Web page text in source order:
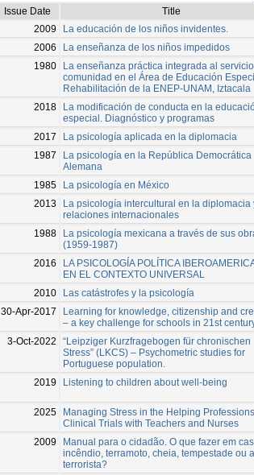
Issue Date
Title
2009
La educación de los niños invidentes.
2006
La enseñanza de los niños impedidos
1980
La enseñanza práctica integrada al
comunidad en el Área de Educación
Rehabilitación de la ENEP-UNAM, Iztacala
2018
La modificación de conducta en la
especial. Diagnóstico y programas
2017 La psicología aplicada en la diplomacia
1987
La psicología en la República Democrática
Alemana
1985 La psicología en México
2013
La psicología intercultural en la diplomacia
relaciones internacionales
1988
La psicología mexicana a través de sus
(1959-1987)
2016
LA PSICOLOGÍA POLÍTICA
EN EL CONTEXTO UNIVERSAL
2010 Las catástrofes y la psicología
30-Apr-2017
Learning for knowledge, citizenship and
– a key challenge for schools in 21st
3-Oct-2022
“Leipziger Kurzfragebogen für chronischen
Stress” (LKCS) – Psychometric studies for
Portuguese population.
2019 Listening to children about well-being
2025
Managing Stress in the Helping
Clinical Trials with Teachers and Nurses
2009
Manual para o cidadão. O que fazer em
incêndio, terramoto, cheia, tempestade ou
terrorista?